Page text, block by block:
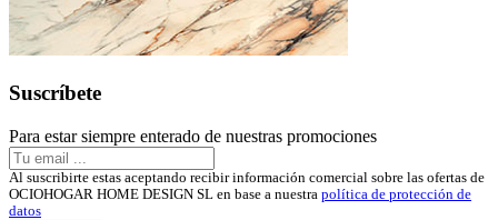
Suscríbete
Para estar siempre enterado de nuestras promociones
Al suscribirte estas aceptando recibir información comercial sobre las ofertas de
OCIOHOGAR HOME DESIGN SL en base a nuestra política de protección de
datos